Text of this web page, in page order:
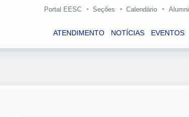
Portal EESC Seções Calendário Alumni
ATENDIMENTO NOTÍCIAS EVENTOS